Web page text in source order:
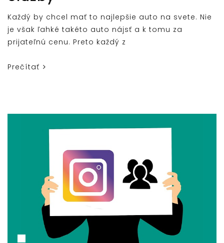
Každý by chcel mať to najlepšie auto na svete. Nie
je však ľahké takéto auto nájsť a k tomu za
prijateľnú cenu. Preto každý z
Prečítať